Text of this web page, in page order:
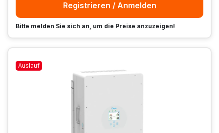
Registrieren / Anmelden
Bitte melden Sie sich an, um die Preise anzuzeigen!
Auslauf